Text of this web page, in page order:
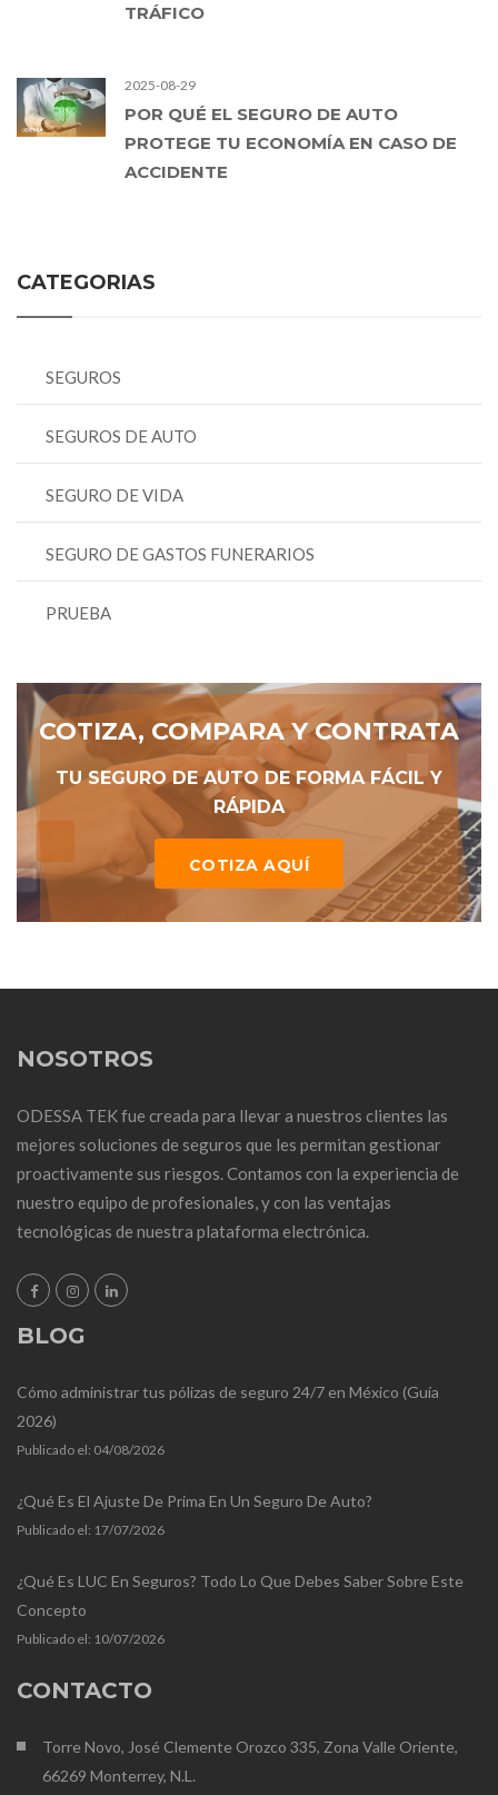
TRÁFICO
2025-08-29
POR QUÉ EL SEGURO DE AUTO
PROTEGE TU ECONOMÍA EN CASO DE
ACCIDENTE
CATEGORIAS
SEGUROS
SEGUROS DE AUTO
SEGURO DE VIDA
SEGURO DE GASTOS FUNERARIOS
PRUEBA
COTIZA, COMPARA Y CONTRATA
TU SEGURO DE AUTO DE FORMA FÁCIL Y
RÁPIDA
COTIZA AQUÍ
NOSOTROS
ODESSA TEK fue creada para llevar a nuestros clientes las
mejores soluciones de seguros que les permitan gestionar
proactivamente sus riesgos. Contamos con la experiencia de
nuestro equipo de profesionales, y con las ventajas
tecnológicas de nuestra plataforma electrónica.
BLOG
Cómo administrar tus pólizas de seguro 24/7 en México (Guía
2026)
Publicado el: 04/08/2026
¿Qué Es El Ajuste De Prima En Un Seguro De Auto?
Publicado el: 17/07/2026
¿Qué Es LUC En Seguros? Todo Lo Que Debes Saber Sobre Este
Concepto
Publicado el: 10/07/2026
CONTACTO
Torre Novo, José Clemente Orozco 335, Zona Valle Oriente,
66269 Monterrey, N.L.